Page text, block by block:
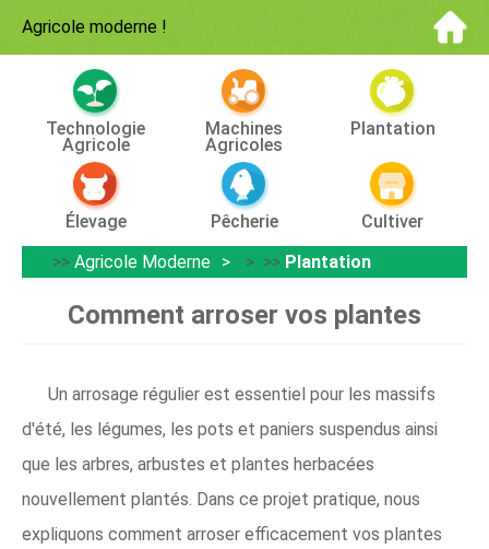
Agricole moderne !
Technologie
Agricole
Machines
Agricoles
Plantation
Élevage Pêcherie
Cultiver
>> Agricole Moderne > >> Plantation
Comment arroser vos plantes
Un arrosage régulier est essentiel pour les massifs
d'été, les légumes, les pots et paniers suspendus ainsi
que les arbres, arbustes et plantes herbacées
nouvellement plantés. Dans ce projet pratique, nous
expliquons comment arroser efficacement vos plantes